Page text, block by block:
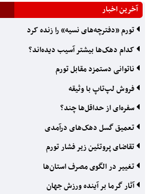
آخرین اخبار
تورم «دفترچه‌های نسیه» را زنده کرد
کدام دهک‌ها بیشتر آسیب دیده‌اند؟
ناتوانی دستمزد مقابل تورم
فروش لپ‌تاپ با وثیقه
سفره‌ای از حداقل‌ها چند؟
تعمیق گسل دهک‌های درآمدی
تقاضای پروتئین زیر فشار تورم
تغییر در الگوی مصرف استان‌ها
آثار گرما بر آینده ورزش جهان